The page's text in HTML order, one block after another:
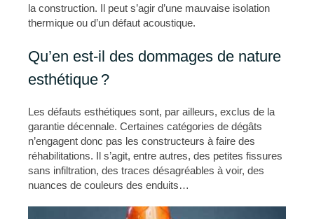
la construction. Il peut s’agir d’une mauvaise isolation
thermique ou d’un défaut acoustique.
Qu’en est-il des dommages de nature
esthétique ?
Les défauts esthétiques sont, par ailleurs, exclus de la
garantie décennale. Certaines catégories de dégâts
n’engagent donc pas les constructeurs à faire des
réhabilitations. Il s’agit, entre autres, des petites fissures
sans infiltration, des traces désagréables à voir, des
nuances de couleurs des enduits…